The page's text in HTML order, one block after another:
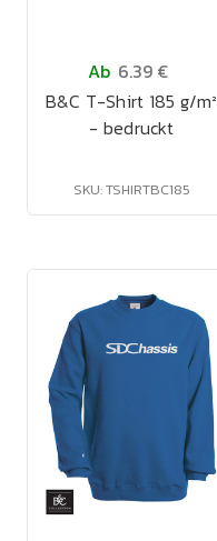
Ab 6.39 €
B&C T-Shirt 185 g/m²
- bedruckt
SKU: TSHIRTBC185